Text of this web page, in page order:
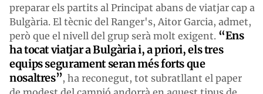
preparar els partits al Principat abans de viatjar cap a
Bulgària. El tècnic del Ranger's, Aitor Garcia, admet,
però que el nivell del grup serà molt exigent. “Ens
ha tocat viatjar a Bulgària i, a priori, els tres
equips segurament seran més forts que
nosaltres”, ha reconegut, tot subratllant el paper